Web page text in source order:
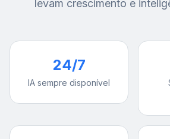
levam crescimento e
24/7
IA sempre disponível